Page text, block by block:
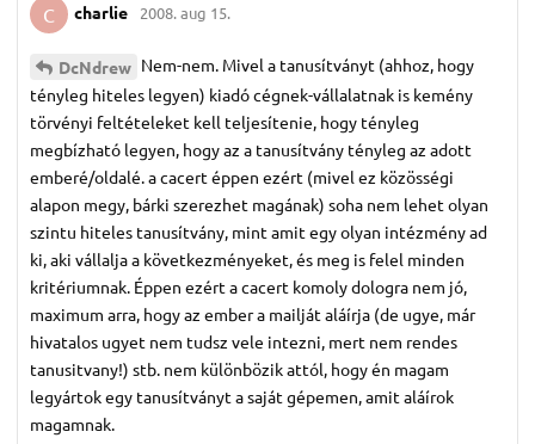
C charlie 2008. aug 15.
DcNdrew Nem-nem. Mivel a tanusítványt (ahhoz, hogy
tényleg hiteles legyen) kiadó cégnek-vállalatnak is kemény
törvényi feltételeket kell teljesítenie, hogy tényleg
megbízható legyen, hogy az a tanusítvány tényleg az adott
emberé/oldalé. a cacert éppen ezért (mivel ez közösségi
alapon megy, bárki szerezhet magának) soha nem lehet olyan
szintu hiteles tanusítvány, mint amit egy olyan intézmény ad
ki, aki vállalja a következményeket, és meg is felel minden
kritériumnak. Éppen ezért a cacert komoly dologra nem jó,
maximum arra, hogy az ember a mailját aláírja (de ugye, már
hivatalos ugyet nem tudsz vele intezni, mert nem rendes
tanusitvany!) stb. nem különbözik attól, hogy én magam
legyártok egy tanusítványt a saját gépemen, amit aláírok
magamnak.